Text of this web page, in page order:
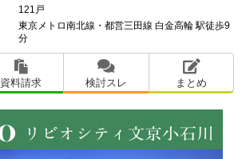
121戸
東京メトロ南北線・都営三田線 白金高輪 駅徒歩9
分
資料請求 検討スレ まとめ